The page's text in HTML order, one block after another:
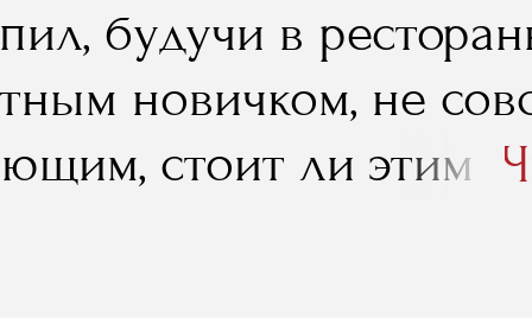
будучи в
новичком, не
стоит ли этим